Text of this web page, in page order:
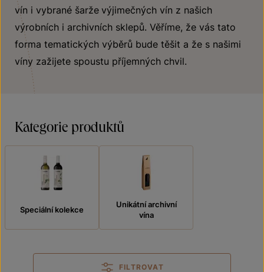
vín i vybrané šarže výjimečných vín z našich
výrobních i archivních sklepů. Věříme, že vás tato
forma tematických výběrů bude těšit a že s našimi
víny zažijete spoustu příjemných chvil.
Kategorie produktů
Speciální kolekce
Unikátní archivní
vína
FILTROVAT